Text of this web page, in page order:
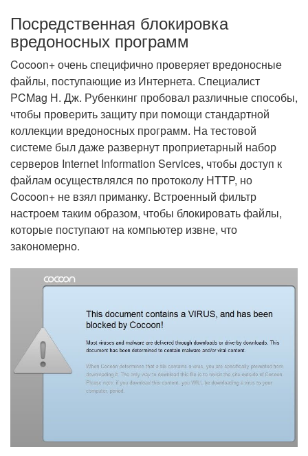
Посредственная блокировка
вредоносных программ
Cocoon+ очень специфично проверяет вредоносные
файлы, поступающие из Интернета. Специалист
PCMag Н. Дж. Рубенкинг пробовал различные способы,
чтобы проверить защиту при помощи стандартной
коллекции вредоносных программ. На тестовой
системе был даже развернут проприетарный набор
серверов Internet Information Services, чтобы доступ к
файлам осуществлялся по протоколу HTTP, но
Cocoon+ не взял приманку. Встроенный фильтр
настроем таким образом, чтобы блокировать файлы,
которые поступают на компьютер извне, что
закономерно.